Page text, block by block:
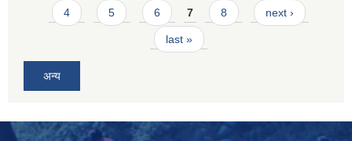
4 5 6 7 8 next ›
last »
अन्य